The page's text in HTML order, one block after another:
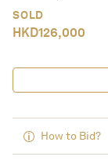
SOLD
HKD126,000
How to Bid?